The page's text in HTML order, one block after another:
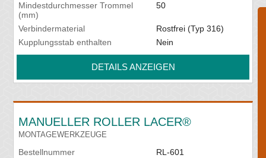
Mindestdurchmesser Trommel
(mm)
50
Verbindermaterial
Rostfrei (Typ 316)
Kupplungsstab enthalten
Nein
DETAILS ANZEIGEN
MANUELLER ROLLER LACER®
MONTAGEWERKZEUGE
Bestellnummer
RL-601